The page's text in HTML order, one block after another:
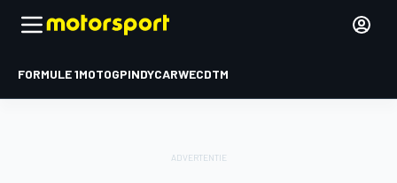
FORMULE 1MOTOGPINDYCARWECDTM